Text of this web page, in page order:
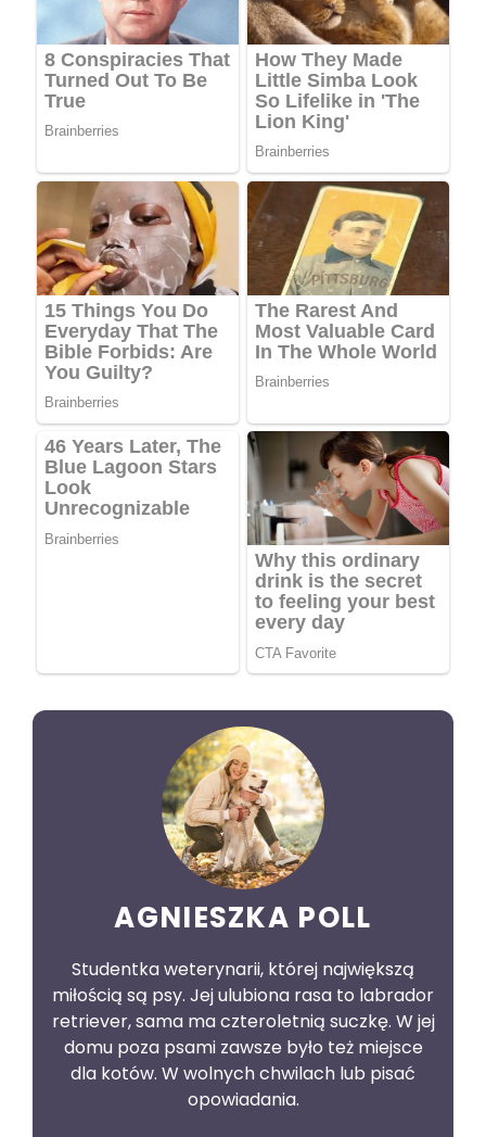
AGNIESZKA POLL
Studentka weterynarii, której największą
miłością są psy. Jej ulubiona rasa to labrador
retriever, sama ma czteroletnią suczkę. W jej
domu poza psami zawsze było też miejsce
dla kotów. W wolnych chwilach lub pisać
opowiadania.